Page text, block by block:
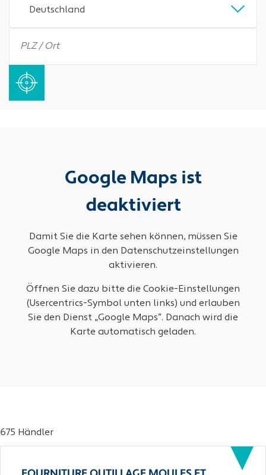
Deutschland
Google Maps ist
deaktiviert
Damit Sie die Karte sehen können, müssen Sie
Google Maps in den Datenschutzeinstellungen
aktivieren.
Öffnen Sie dazu bitte die Cookie-Einstellungen
(Usercentrics-Symbol unten links) und erlauben
Sie den Dienst „Google Maps“. Danach wird die
Karte automatisch geladen.
675 Händler